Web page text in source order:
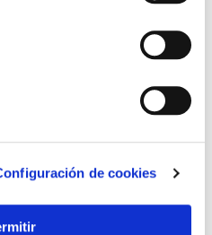
de cookies
pulsador sin kit tornilleria
h2o
H2o